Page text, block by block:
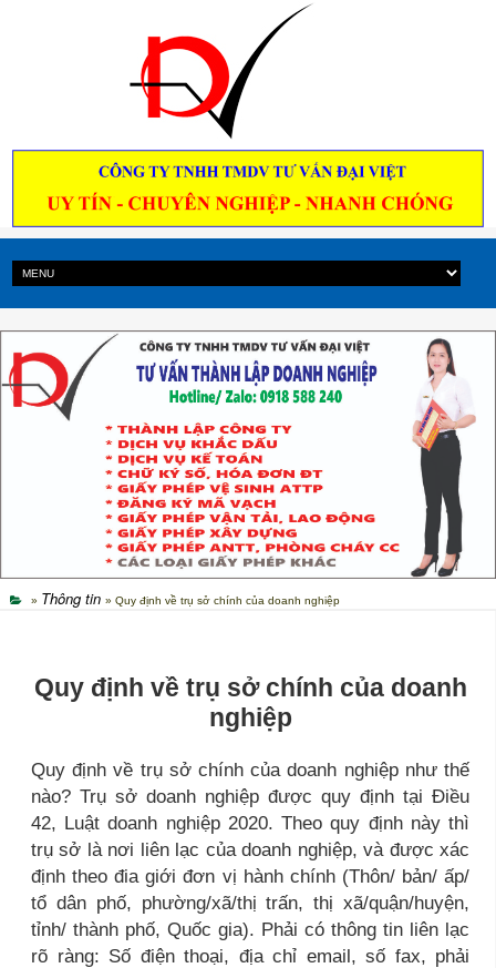
» Thông tin » Quy định về trụ sở chính của doanh nghiệp
Quy định về trụ sở chính của doanh
nghiệp
Quy định về trụ sở chính của doanh nghiệp như thế
nào? Trụ sở doanh nghiệp được quy định tại Điều
42, Luật doanh nghiệp 2020. Theo quy định này thì
trụ sở là nơi liên lạc của doanh nghiệp, và được xác
định theo đia giới đơn vị hành chính (Thôn/ bản/ ấp/
tổ dân phố, phường/xã/thị trấn, thị xã/quận/huyện,
tỉnh/ thành phố, Quốc gia). Phải có thông tin liên lạc
rõ ràng: Số điện thoại, địa chỉ email, số fax, phải